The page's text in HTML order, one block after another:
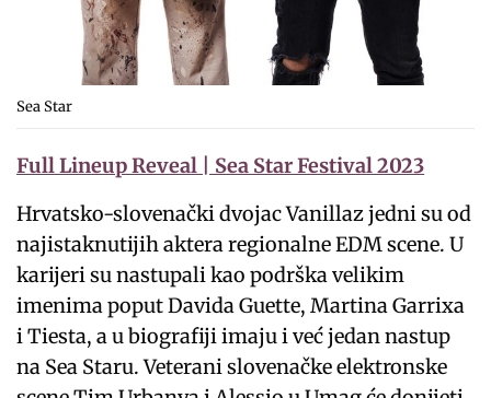
Sea Star
Full Lineup Reveal | Sea Star Festival 2023
Hrvatsko-slovenački dvojac Vanillaz jedni su od
najistaknutijih aktera regionalne EDM scene. U
karijeri su nastupali kao podrška velikim
imenima poput Davida Guette, Martina Garrixa
i Tiesta, a u biografiji imaju i već jedan nastup
na Sea Staru. Veterani slovenačke elektronske